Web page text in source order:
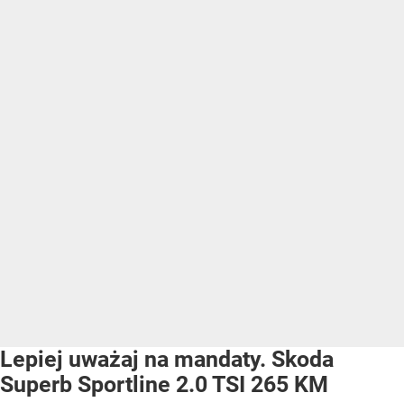
Lepiej uważaj na mandaty. Skoda
Superb Sportline 2.0 TSI 265 KM